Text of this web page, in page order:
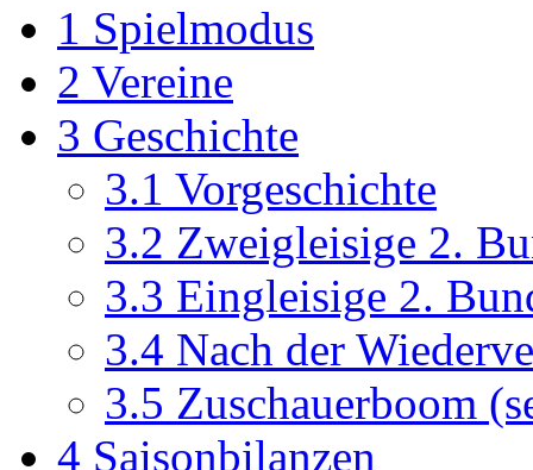
1 Spielmodus
2 Vereine
3 Geschichte
3.1 Vorgeschichte
3.2 Zweigleisige 2.
3.3 Eingleisige 2.
3.4 Nach der
3.5 Zuschauerboom
4 Saisonbilanzen